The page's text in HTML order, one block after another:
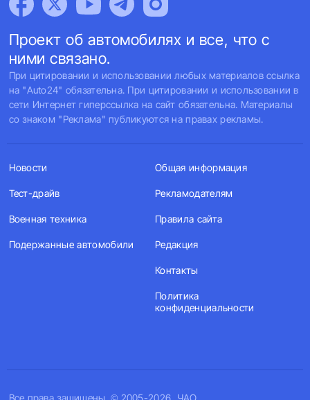
Проект об автомобилях и все, что с
ними связано.
При цитировании и использовании любых материалов ссылка
на "Auto24" обязательна. При цитировании и использовании в
сети Интернет гиперссылка на сайт обязательна. Материалы
со знаком "Реклама" публикуются на правах рекламы.
Все права защищены. © 2005-2026, ЧАО
Новости
Тест-драйв
Военная техника
Подержанные автомобили
Общая информация
Рекламодателям
Правила сайта
Редакция
Контакты
Политика
конфиденциальности